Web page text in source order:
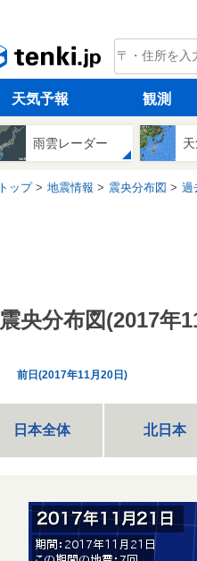
tenki.jp
天気予報 観測
雨雲レーダー
トップ 地震情報 震央分布図 過
震央分布図(2017年
前日(2017年11月20日)
日本全体 北日本